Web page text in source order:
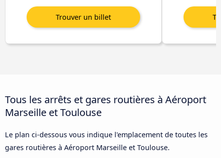
Tous les arrêts et gares routières à Aéroport
Marseille et Toulouse
Le plan ci-dessous vous indique l'emplacement de toutes les
gares routières à Aéroport Marseille et Toulouse.